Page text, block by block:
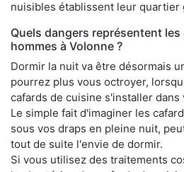
nuisibles établissent leur quartier
Quels dangers représentent
hommes à Volonne ?
Dormir la nuit va être désormais
pourrez plus vous octroyer,
cafards de cuisine s'installer dans
Le simple fait d'imaginer les
sous vos draps en pleine nuit,
tout de suite l'envie de dormir.
Si vous utilisez des traitements